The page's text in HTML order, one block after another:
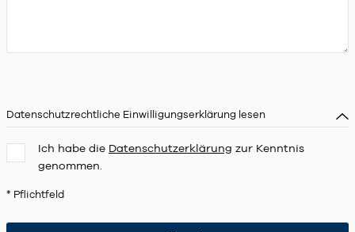
Datenschutzrechtliche Einwilligungserklärung lesen
Ich habe die Datenschutzerklärung zur Kenntnis
genommen.
* Pflichtfeld